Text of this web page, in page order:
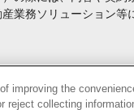
業務ソリューション
載を禁止します。著作権はアッ
improving the
reject collecting